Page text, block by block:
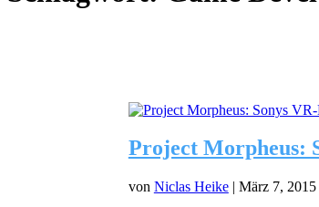
Project Morpheus:
von Niclas Heike| März 7, 2015